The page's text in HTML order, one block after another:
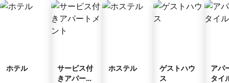
ホテル
サービス付
きアパート
ホステル
ゲストハウ
ス
アパ
タイ